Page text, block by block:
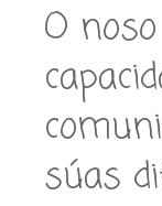
O
súas